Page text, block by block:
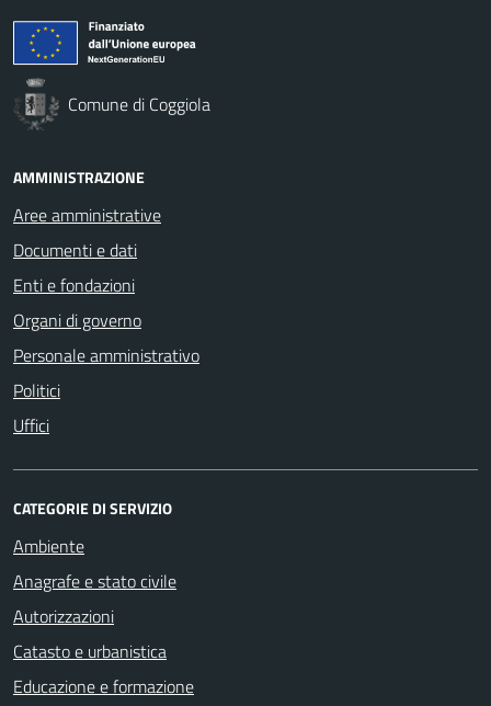
Comune di Coggiola
AMMINISTRAZIONE
Aree amministrative
Documenti e dati
Enti e fondazioni
Organi di governo
Personale amministrativo
Politici
Uffici
CATEGORIE DI SERVIZIO
Ambiente
Anagrafe e stato civile
Autorizzazioni
Catasto e urbanistica
Educazione e formazione